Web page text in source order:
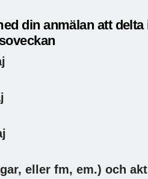
din anmälan att
eller fm, em.) och